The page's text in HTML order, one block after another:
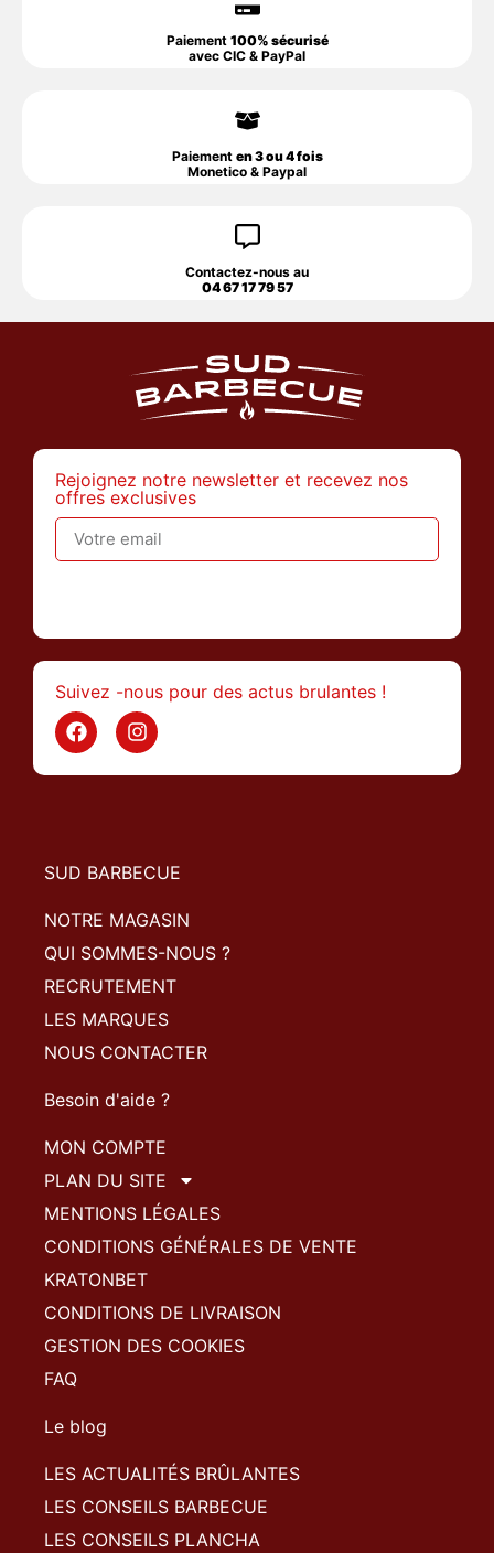
Paiement 100% sécurisé
avec CIC & PayPal
Paiement en 3 ou 4 fois
Monetico & Paypal
Contactez-nous au
04 67 17 79 57
Rejoignez notre newsletter et recevez nos
offres exclusives
Suivez -nous pour des actus brulantes !
SUD BARBECUE
NOTRE MAGASIN
QUI SOMMES-NOUS ?
RECRUTEMENT
LES MARQUES
NOUS CONTACTER
Besoin d'aide ?
MON COMPTE
PLAN DU SITE
MENTIONS LÉGALES
CONDITIONS GÉNÉRALES DE VENTE
KRATONBET
CONDITIONS DE LIVRAISON
GESTION DES COOKIES
FAQ
Le blog
LES ACTUALITÉS BRÛLANTES
LES CONSEILS BARBECUE
LES CONSEILS PLANCHA